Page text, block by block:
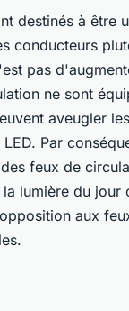
destinés à être
conducteurs
pas
ne sont
aveugler
Par
feux de
lumière du
aux